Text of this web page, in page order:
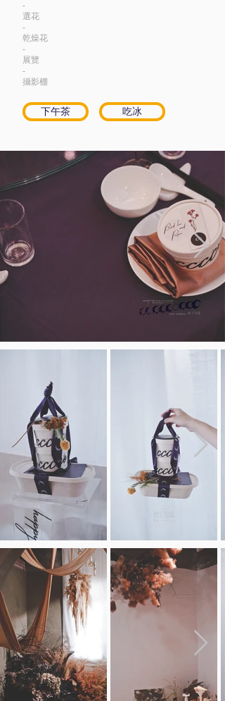
-
​選花
-
​乾燥花
-
展覽
-
​攝影棚
下午茶 吃冰